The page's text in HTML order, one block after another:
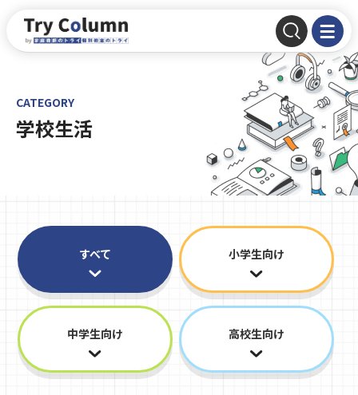
CATEGORY
学校生活
すべて 小学生向け
中学生向け 高校生向け